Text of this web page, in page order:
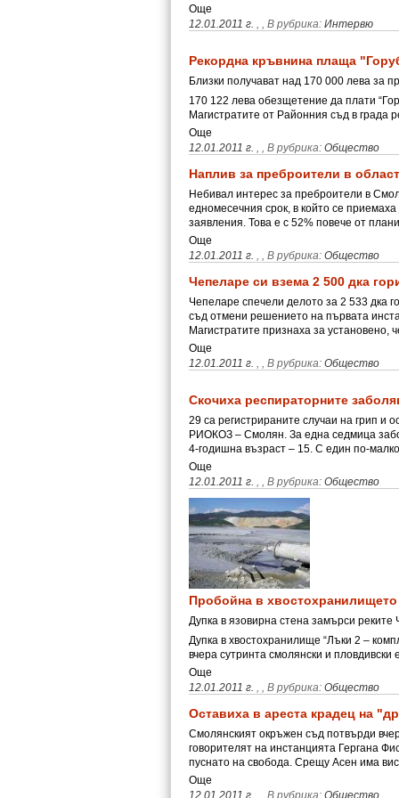
12.01.2011 г. , , В рубрика: Интервю
Още
Рекордна кръвнина плаща
Близки получават над 170 000 лева за
170 122 лева обезщетение да плати
Магистратите от Районния съд в града
12.01.2011 г. , , В рубрика: Общество
Още
Наплив за преброители в
Небивал интерес за преброители в
едномесечния срок, в който се
заявления. Това е с 52% повече от
12.01.2011 г. , , В рубрика: Общество
Още
Чепеларе си взема 2 500 дка
Чепеларе спечели делото за 2 533 дка
съд отмени решението на първата
Магистратите признаха за установено,
12.01.2011 г. , , В рубрика: Общество
Още
Скочиха респираторните
29 са регистрираните случаи на грип и
РИОКОЗ – Смолян. За една седмица
4-годишна възраст – 15. С един по-
12.01.2011 г. , , В рубрика: Общество
Още
Пробойна в
Дупка в язовирна стена замърси
Дупка в хвостохранилище “Лъки 2 –
вчера сутринта смолянски и пловдивски
12.01.2011 г. , , В рубрика: Общество
Още
Оставиха в ареста крадец на
Смолянският окръжен съд потвърди
говорителят на инстанцията Гергана
пуснато на свобода. Срещу Асен има
12.01.2011 г. , В рубрика: Общество
Още